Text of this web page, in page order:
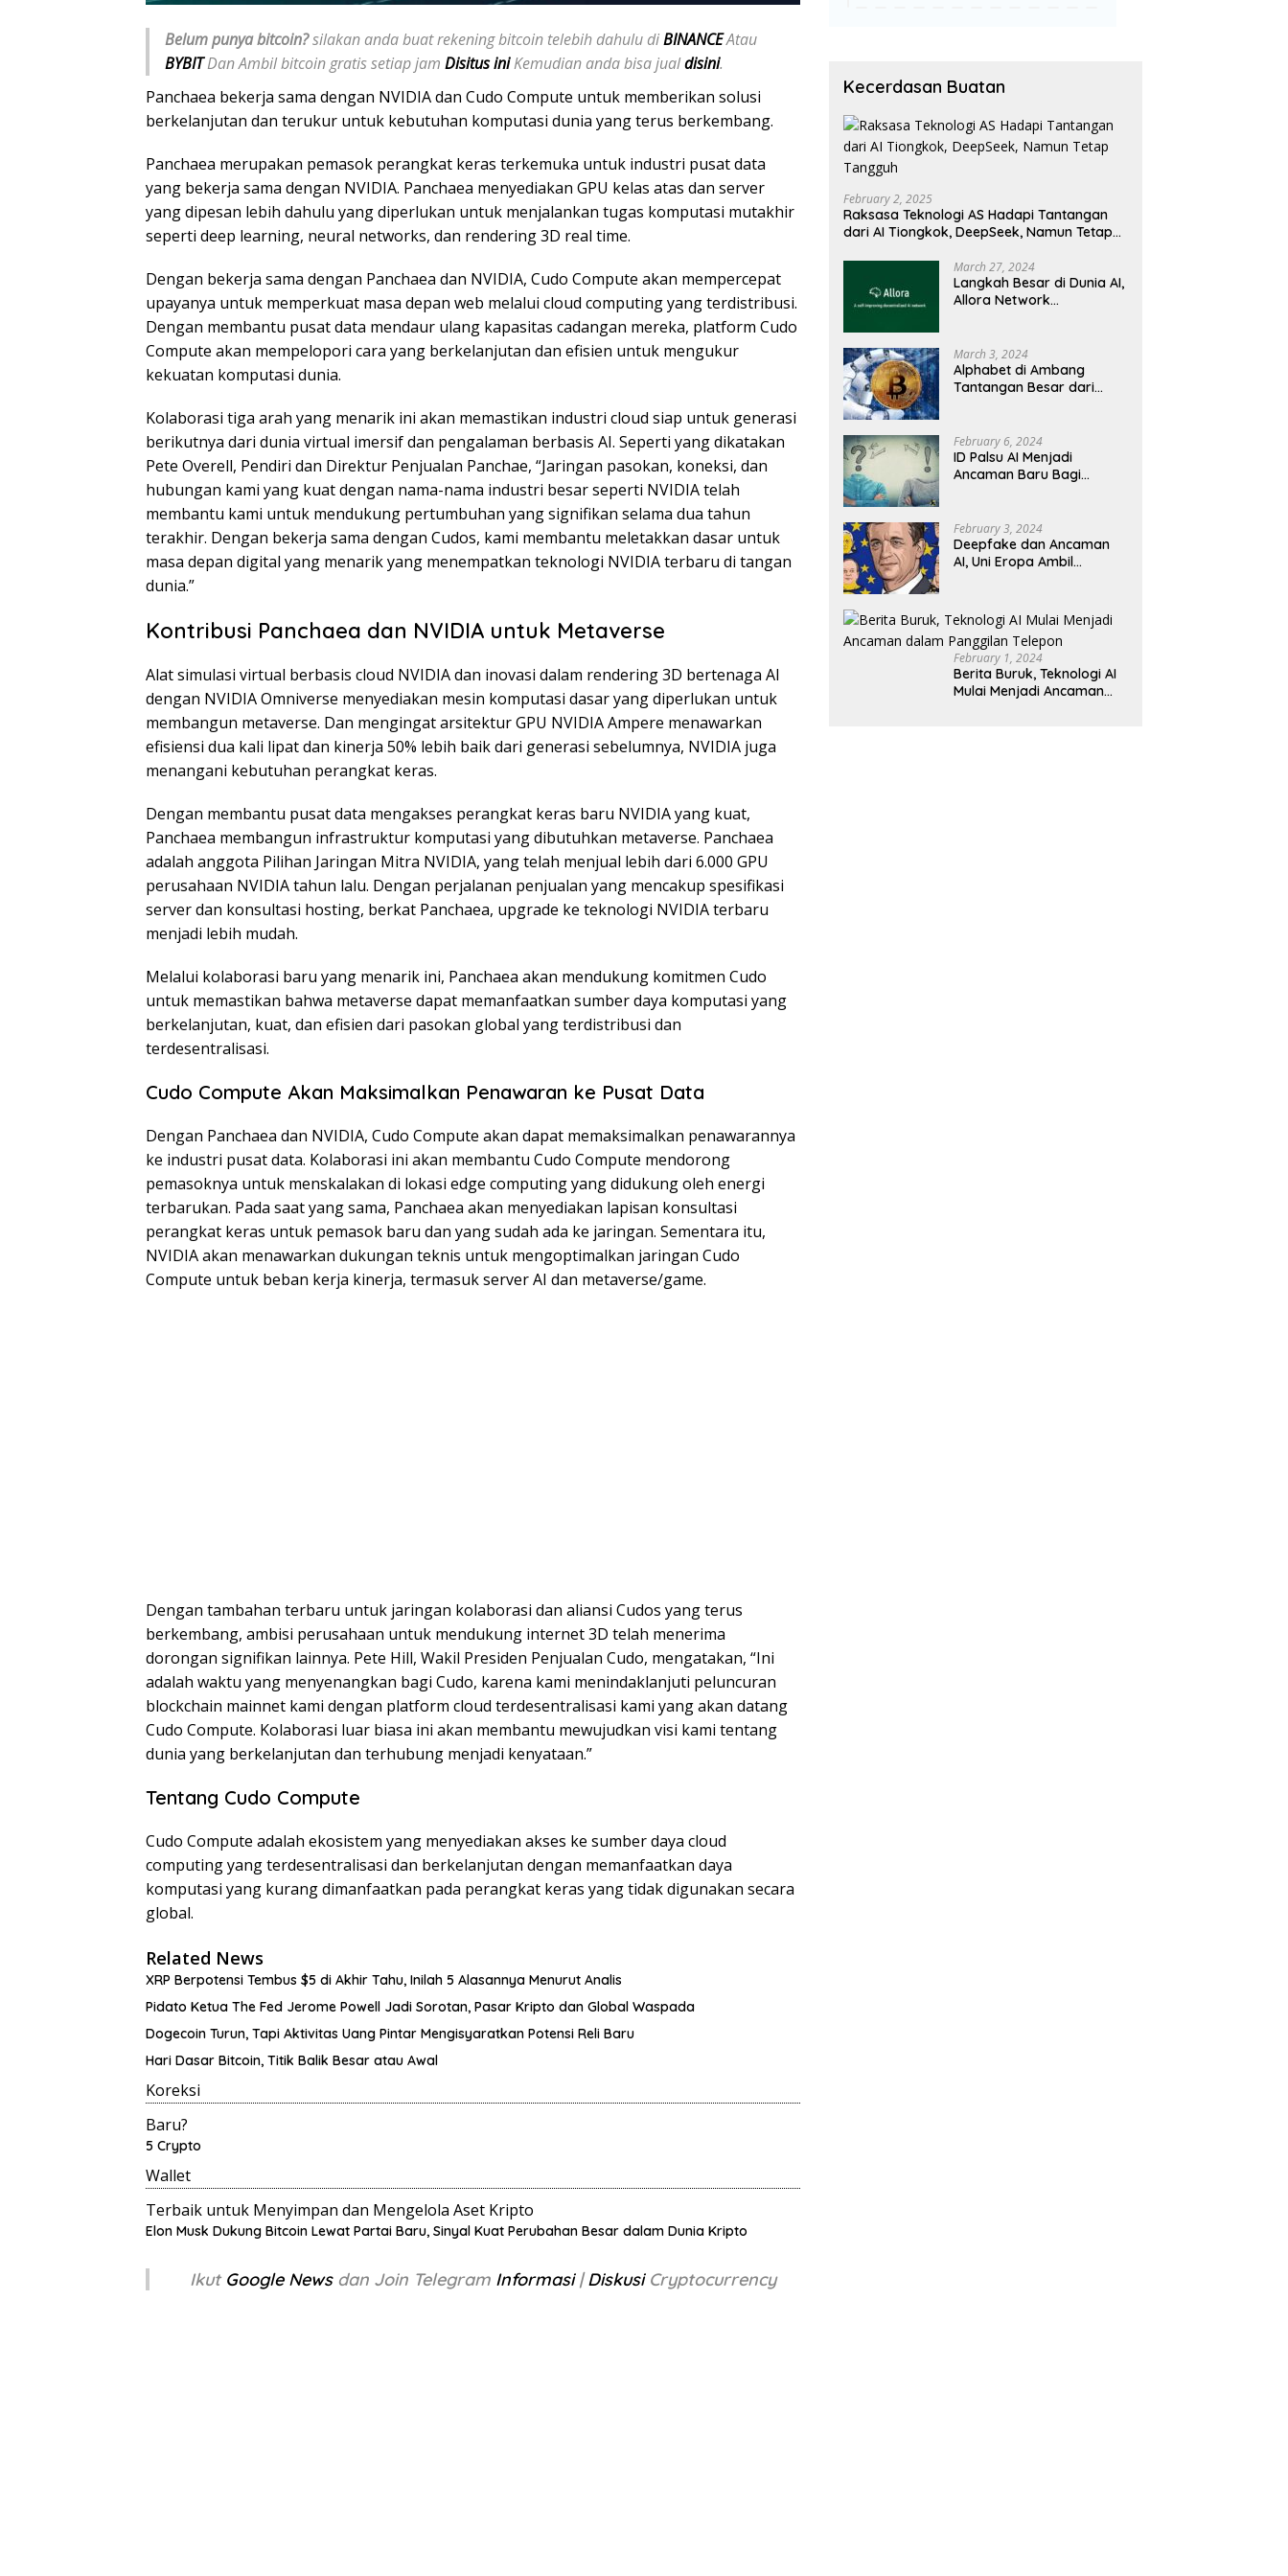
Belum punya bitcoin?silakan anda buat rekening bitcoin telebih dahulu diBINANCEAtau
BYBITDan Ambil bitcoin gratis setiap jam Disitus iniKemudian anda bisa jualdisini.
Panchaea bekerja sama dengan NVIDIA dan Cudo Compute untuk memberikan solusi
berkelanjutan dan terukur untuk kebutuhan komputasi dunia yang terus berkembang.
Panchaea merupakan pemasok perangkat keras terkemuka untuk industri pusat data
yang bekerja sama dengan NVIDIA. Panchaea menyediakan GPU kelas atas dan server
yang dipesan lebih dahulu yang diperlukan untuk menjalankan tugas komputasi mutakhir
seperti deep learning, neural networks, dan rendering 3D real time.
Dengan bekerja sama dengan Panchaea dan NVIDIA, Cudo Compute akan mempercepat
upayanya untuk memperkuat masa depan web melalui cloud computing yang terdistribusi.
Dengan membantu pusat data mendaur ulang kapasitas cadangan mereka, platform Cudo
Compute akan mempelopori cara yang berkelanjutan dan efisien untuk mengukur
kekuatan komputasi dunia.
Kolaborasi tiga arah yang menarik ini akan memastikan industri cloud siap untuk generasi
berikutnya dari dunia virtual imersif dan pengalaman berbasis AI. Seperti yang dikatakan
Pete Overell, Pendiri dan Direktur Penjualan Panchae, “Jaringan pasokan, koneksi, dan
hubungan kami yang kuat dengan nama-nama industri besar seperti NVIDIA telah
membantu kami untuk mendukung pertumbuhan yang signifikan selama dua tahun
terakhir. Dengan bekerja sama dengan Cudos, kami membantu meletakkan dasar untuk
masa depan digital yang menarik yang menempatkan teknologi NVIDIA terbaru di tangan
dunia.”
Kontribusi Panchaea dan NVIDIA untuk Metaverse
Alat simulasi virtual berbasis cloud NVIDIA dan inovasi dalam rendering 3D bertenaga AI
dengan NVIDIA Omniverse menyediakan mesin komputasi dasar yang diperlukan untuk
membangun metaverse. Dan mengingat arsitektur GPU NVIDIA Ampere menawarkan
efisiensi dua kali lipat dan kinerja 50% lebih baik dari generasi sebelumnya, NVIDIA juga
menangani kebutuhan perangkat keras.
Dengan membantu pusat data mengakses perangkat keras baru NVIDIA yang kuat,
Panchaea membangun infrastruktur komputasi yang dibutuhkan metaverse. Panchaea
adalah anggota Pilihan Jaringan Mitra NVIDIA, yang telah menjual lebih dari 6.000 GPU
perusahaan NVIDIA tahun lalu. Dengan perjalanan penjualan yang mencakup spesifikasi
server dan konsultasi hosting, berkat Panchaea, upgrade ke teknologi NVIDIA terbaru
menjadi lebih mudah.
Melalui kolaborasi baru yang menarik ini, Panchaea akan mendukung komitmen Cudo
untuk memastikan bahwa metaverse dapat memanfaatkan sumber daya komputasi yang
berkelanjutan, kuat, dan efisien dari pasokan global yang terdistribusi dan
terdesentralisasi.
Cudo Compute Akan Maksimalkan Penawaran ke Pusat Data
Dengan Panchaea dan NVIDIA, Cudo Compute akan dapat memaksimalkan penawarannya
ke industri pusat data. Kolaborasi ini akan membantu Cudo Compute mendorong
pemasoknya untuk menskalakan di lokasi edge computing yang didukung oleh energi
terbarukan. Pada saat yang sama, Panchaea akan menyediakan lapisan konsultasi
perangkat keras untuk pemasok baru dan yang sudah ada ke jaringan. Sementara itu,
NVIDIA akan menawarkan dukungan teknis untuk mengoptimalkan jaringan Cudo
Compute untuk beban kerja kinerja, termasuk server AI dan metaverse/game.
Dengan tambahan terbaru untuk jaringan kolaborasi dan aliansi Cudos yang terus
berkembang, ambisi perusahaan untuk mendukung internet 3D telah menerima
dorongan signifikan lainnya. Pete Hill, Wakil Presiden Penjualan Cudo, mengatakan, “Ini
adalah waktu yang menyenangkan bagi Cudo, karena kami menindaklanjuti peluncuran
blockchain mainnet kami dengan platform cloud terdesentralisasi kami yang akan datang
Cudo Compute. Kolaborasi luar biasa ini akan membantu mewujudkan visi kami tentang
dunia yang berkelanjutan dan terhubung menjadi kenyataan.”
Tentang Cudo Compute
Cudo Compute adalah ekosistem yang menyediakan akses ke sumber daya cloud
computing yang terdesentralisasi dan berkelanjutan dengan memanfaatkan daya
komputasi yang kurang dimanfaatkan pada perangkat keras yang tidak digunakan secara
global.
Related News
XRP Berpotensi Tembus $5 di Akhir Tahu, Inilah 5 Alasannya Menurut Analis
Pidato Ketua The Fed Jerome Powell Jadi Sorotan, Pasar Kripto dan Global Waspada
Dogecoin Turun, Tapi Aktivitas Uang Pintar Mengisyaratkan Potensi Reli Baru
Hari Dasar Bitcoin, Titik Balik Besar atau Awal
Koreksi
Baru?
5 Crypto
Wallet
Terbaik untuk Menyimpan dan Mengelola Aset Kripto
Elon Musk Dukung Bitcoin Lewat Partai Baru, Sinyal Kuat Perubahan Besar dalam Dunia Kripto
Ikut Google News dan Join Telegram Informasi|DiskusiCryptocurrency
Kecerdasan Buatan
February 2, 2025
Raksasa Teknologi AS Hadapi Tantangan
dari AI Tiongkok, DeepSeek, Namun Tetap
March 27, 2024
Langkah Besar di Dunia AI,
Allora Network
March 3, 2024
Alphabet di Ambang
Tantangan Besar dari
February 6, 2024
ID Palsu AI Menjadi
Ancaman Baru Bagi
February 3, 2024
Deepfake dan Ancaman
AI, Uni Eropa Ambil
February 1, 2024
Berita Buruk, Teknologi AI
Mulai Menjadi Ancaman